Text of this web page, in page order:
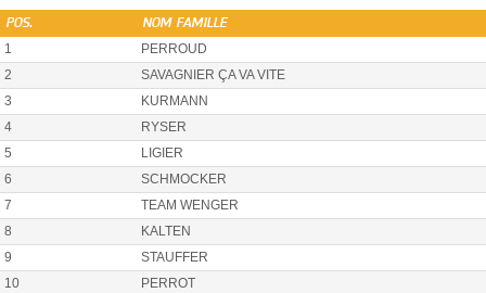
POS. NOM FAMILLE
1
PERROUD
2
SAVAGNIER ÇA VA VITE
3
KURMANN
4
RYSER
5
LIGIER
6
SCHMOCKER
7
TEAM WENGER
8
KALTEN
9
STAUFFER
10
PERROT